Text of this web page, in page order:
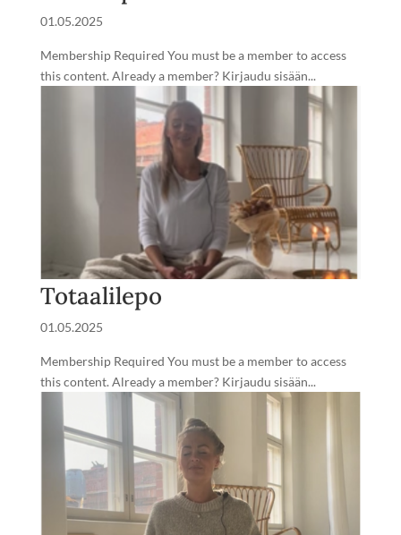
01.05.2025
Membership Required You must be a member to access
this content. Already a member? Kirjaudu sisään...
Totaalilepo
01.05.2025
Membership Required You must be a member to access
this content. Already a member? Kirjaudu sisään...